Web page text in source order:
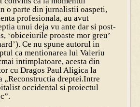
o parte din jurnalistii oaspeti,
profesionala, au avut
unui deja vu ante dar si post-
‘obiceiurile proaste mor greu’
Ce nu spune autorul in
ca mentionarea lui Valeriu
intimplatoare, acesta din
cu Dragos Paul Aligica la
„Reconstructia dreptei.Intre
occidental si proiectul